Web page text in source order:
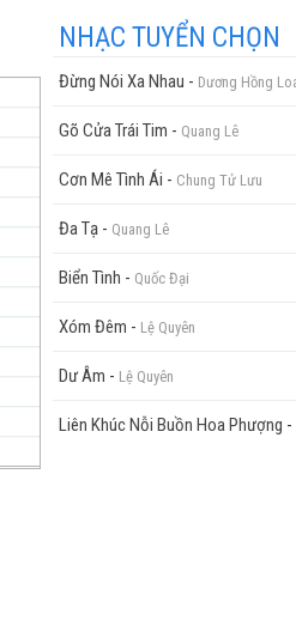
NHẠC TUYỂN CHỌN
Đừng Nói Xa Nhau - Dương Hồng
Gõ Cửa Trái Tim - Quang Lê
Cơn Mê Tình Ái - Chung Tử Lưu
Đa Tạ - Quang Lê
Biển Tình - Quốc Đại
Xóm Đêm - Lệ Quyên
Dư Âm - Lệ Quyên
Liên Khúc Nỗi Buồn Hoa Phượng -